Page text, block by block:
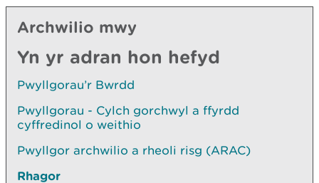
Archwilio mwy
Yn yr adran hon hefyd
Pwyllgorau’r Bwrdd
Pwyllgorau - Cylch gorchwyl a ffyrdd
cyffredinol o weithio
Pwyllgor archwilio a rheoli risg (ARAC)
Rhagor